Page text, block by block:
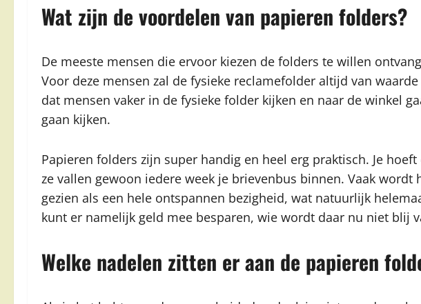
Wat zijn de voordelen van papieren folders?
De meeste mensen die ervoor kiezen de folders te willen
Voor deze mensen zal de fysieke reclamefolder altijd van
dat mensen vaker in de fysieke folder kijken en naar de winkel
gaan kijken.
Papieren folders zijn super handig en heel erg praktisch. Je
ze vallen gewoon iedere week je brievenbus binnen. Vaak
gezien als een hele ontspannen bezigheid, wat natuurlijk
kunt er namelijk geld mee besparen, wie wordt daar nu niet blij
Welke nadelen zitten er aan de papieren